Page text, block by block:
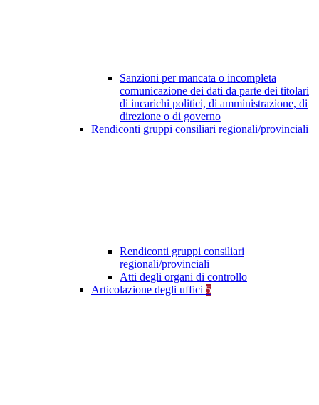
Sanzioni per mancata o incompleta
comunicazione dei dati da parte dei titolari
di incarichi politici, di amministrazione, di
direzione o di governo
Rendiconti gruppi consiliari regionali/provinciali
Rendiconti gruppi consiliari
regionali/provinciali
Atti degli organi di controllo
Articolazione degli uffici 5